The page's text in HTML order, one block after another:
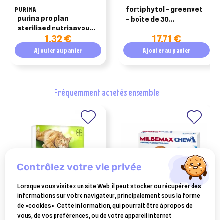
PURINA
purina pro plan
sterilised nutrisavour
en sauce poulet 85g
1,32 €
Ajouter au panier
fortiphytol – greenvet
– boîte de 30
– chien et chat
17,71 €
Ajouter au panier
fréquemment achetés ensemble
VÉTOQUINOL
drontal chat duo vermifuge
ELANCO ANIMAL
milbemax chew vermifuge
contrôlez votre vie privée
Lorsque vous visitez un site Web, il peut stocker ou récupérer des
informations sur votre navigateur, principalement sous la forme
de «cookies». Cette information, qui pourrait être à propos de
vous, de vos préférences, ou de votre appareil internet